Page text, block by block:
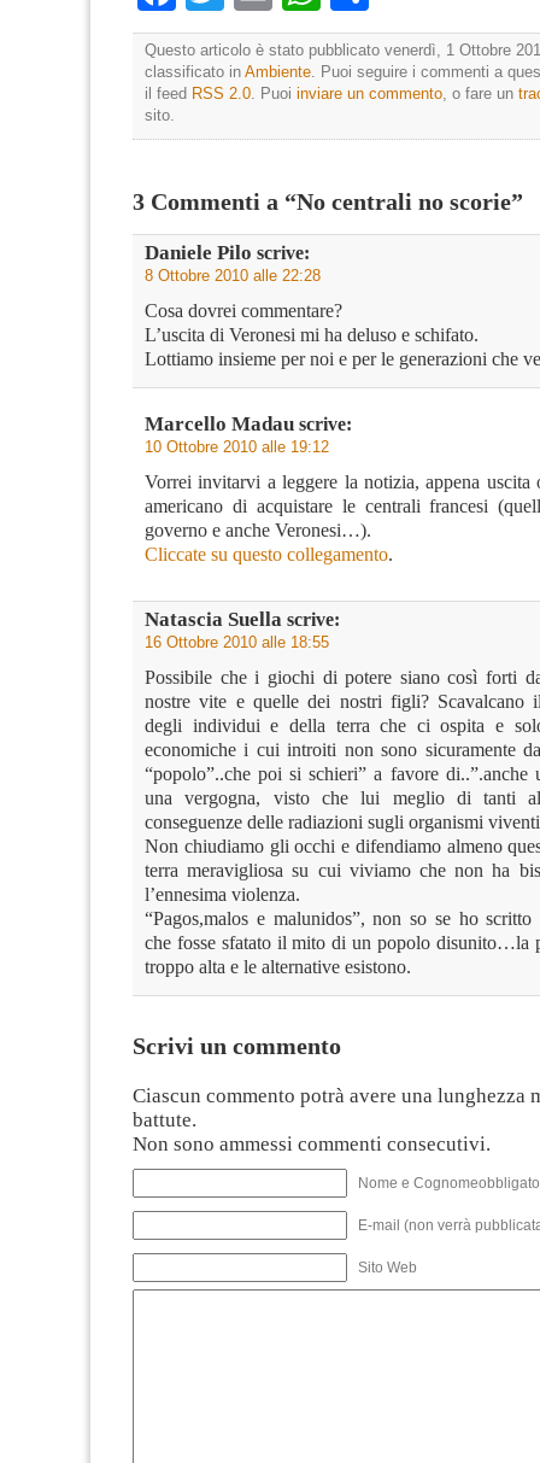
Questo articolo è stato pubblicato venerdì, 1 Ottobre
classificato in Ambiente . Puoi seguire i commenti a
il feed RSS 2.0 . Puoi inviare un commento , o fare un
sito.
3 Commenti a “No centrali no scorie”
Daniele Pilo scrive:
8 Ottobre 2010 alle 22:28
Cosa dovrei commentare?
L’uscita di Veronesi mi ha deluso e schifato.
Lottiamo insieme per noi e per le generazioni che
Marcello Madau scrive:
10 Ottobre 2010 alle 19:12
Vorrei invitarvi a leggere la notizia, appena
americano di acquistare le centrali francesi
governo e anche Veronesi…).
Cliccate su questo collegamento.
Natascia Suella scrive:
16 Ottobre 2010 alle 18:55
Possibile che i giochi di potere siano così forti
nostre vite e quelle dei nostri figli? Scavalcano
degli individui e della terra che ci ospita e
economiche i cui introiti non sono sicuramente
“popolo”..che poi si schieri” a favore di..”.anche
una vergogna, visto che lui meglio di tanti
conseguenze delle radiazioni sugli organismi
Non chiudiamo gli occhi e difendiamo almeno
terra meravigliosa su cui viviamo che non ha
l’ennesima violenza.
“Pagos,malos e malunidos”, non so se ho scritto
che fosse sfatato il mito di un popolo disunito…la
troppo alta e le alternative esistono.
Scrivi un commento
Ciascun commento potrà avere una lunghezza
battute.
Non sono ammessi commenti consecutivi.
Nome e
E-mail (non verrà
Sito Web